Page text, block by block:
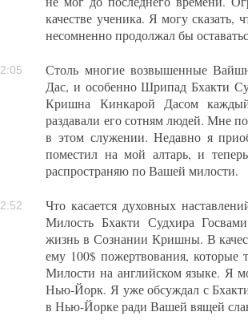
качестве ученика. Я могу
несомненно продолжал бы
Столь многие возвышенные
Дас, и особенно Шрипад Бхакти
Кришна Кинкарой Дасом
раздавали его сотням людей. Мне
в этом служении. Недавно я
поместил на мой алтарь, и
распространяю по Вашей милости.
Что касается духовных
Милость Бхакти Судхира
жизнь в Сознании Кришны. В
ему 100$ пожертвования, которые
Милости на английском языке. Я
Нью-Йорк. Я уже обсуждал с
в Нью-Йорке ради Вашей вящей